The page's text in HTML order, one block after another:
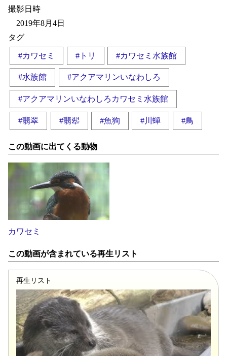
撮影日時
2019年8月4日
タグ
#カワセミ #トリ #カワセミ水族館
#水族館 #アクアマリンいなわしろ
#アクアマリンいなわしろカワセミ水族館
#翡翠 #翡翆 #魚狗 #川蟬 #鳥
この動画に出てくる動物
カワセミ
この動画が含まれている再生リスト
再生リスト